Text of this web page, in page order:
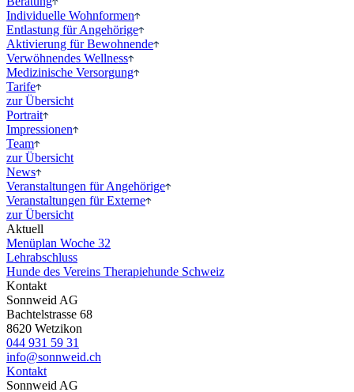
Individuelle Wohnformen
Entlastung für Angehörige
Aktivierung für Bewohnende
Verwöhnendes Wellness
Medizinische Versorgung
Tarife
zur Übersicht
Portrait
Impressionen
Team
zur Übersicht
News
Veranstaltungen für Angehörige
Veranstaltungen für Externe
zur Übersicht
Aktuell
Menüplan Woche 32
Lehrabschluss
Hunde des Vereins Therapiehunde Schweiz
Kontakt
Sonnweid AG
Bachtelstrasse 68
8620 Wetzikon
044 931 59 31
info@sonnweid.ch
Kontakt
Sonnweid AG